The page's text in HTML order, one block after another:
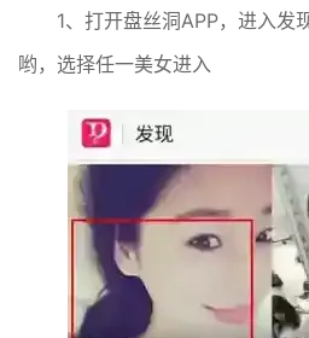
1、打开盘丝洞APP，进入发
哟，选择任一美女进入